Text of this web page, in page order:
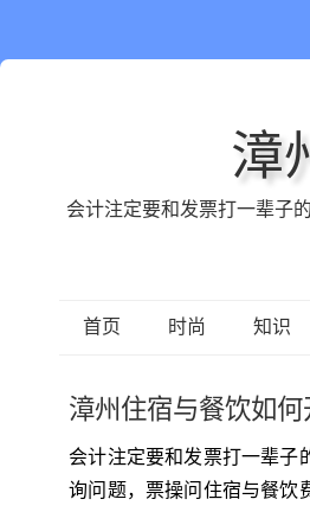
漳
会计注定要和发票打一辈子
首页 时尚 知识
漳州住宿与餐饮如
会计注定要和发票打一辈子
询问题，票操问住宿与餐饮